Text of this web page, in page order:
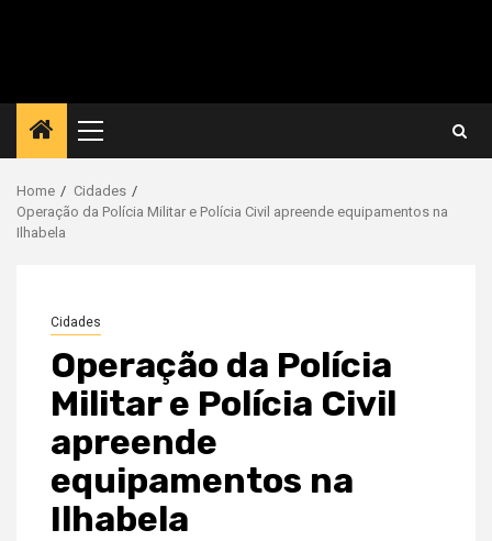
Primary
Menu
Home
Cidades
Operação da Polícia Militar e Polícia Civil apreende equipamentos na
Ilhabela
Cidades
Operação da Polícia
Militar e Polícia Civil
apreende
equipamentos na
Ilhabela